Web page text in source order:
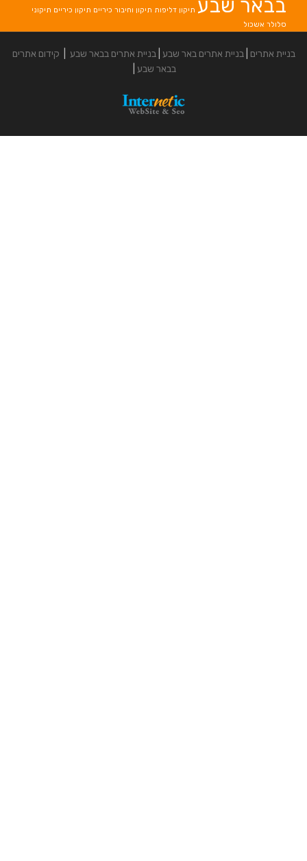
תיקון דליפות תיקון וחיבור כיריים תיקון כיריים תיקוני
אתרים באר שבע |בניית אתרים בבאר שבע|קידום אתרים